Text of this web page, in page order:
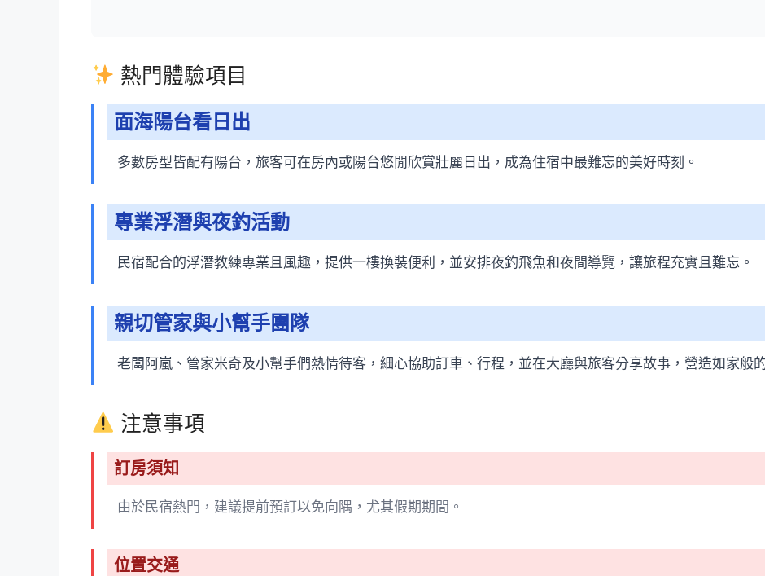
熱門體驗項目
面海陽台看日出
多數房型皆配有陽台，旅客可在房內或陽台悠閒欣賞壯麗日出，成為住宿中最難忘的美好時刻。
專業浮潛與夜釣活動
民宿配合的浮潛教練專業且風趣，提供一樓換裝便利，並安排夜釣飛魚和夜間導覽，讓旅程充實且難忘。
親切管家與小幫手團隊
老闆阿嵐、管家米奇及小幫手們熱情待客，細心協助訂車、行程，並在大廳與旅客分享故事，營造如家般
注意事項
訂房須知
由於民宿熱門，建議提前預訂以免向隅，尤其假期期間。
位置交通